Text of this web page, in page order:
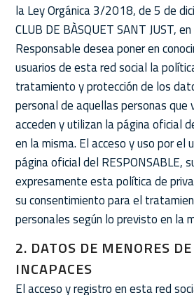
la Ley Orgánica 3/2018, de 5 de
CLUB DE BÀSQUET SANT JUST,
Responsable desea poner en
usuarios de esta red social la
tratamiento y protección de los
personal de aquellas personas que
acceden y utilizan la página oficial
en la misma. El acceso y uso por el
página oficial del RESPONSABLE,
expresamente esta política de
su consentimiento para el
personales según lo previsto en la
2. DATOS DE MENORES
INCAPACES
El acceso y registro en esta red